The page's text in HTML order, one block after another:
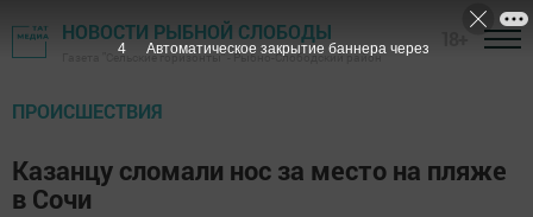
НОВОСТИ РЫБНОЙ СЛОБОДЫ
Газета "Сельские горизонты" - Рыбно-Слободский район
ПРОИСШЕСТВИЯ
Казанцу сломали нос за место на пляже
в Сочи
3 Автоматическое закрытие баннера через